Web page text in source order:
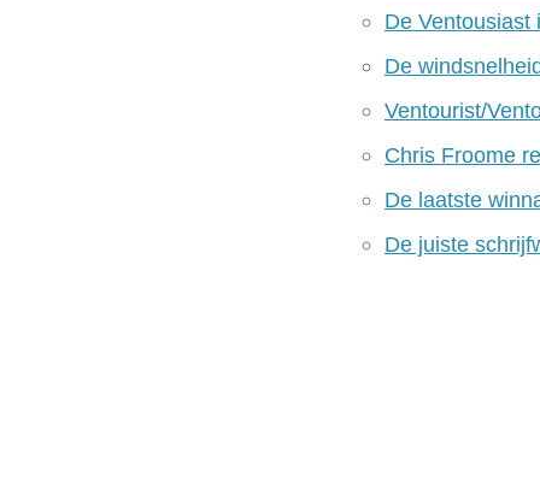
De Ventousiast
De
Ventourist/
Chris Froome
De laatste
De juiste